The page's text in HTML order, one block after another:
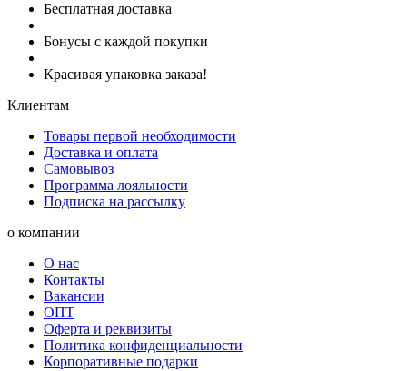
Бесплатная доставка
Бонусы с каждой покупки
Красивая упаковка заказа!
Клиентам
Товары первой необходимости
Доставка и оплата
Самовывоз
Программа лояльности
Подписка на рассылку
о компании
О нас
Контакты
Вакансии
ОПТ
Оферта и реквизиты
Политика конфиденциальности
Корпоративные подарки